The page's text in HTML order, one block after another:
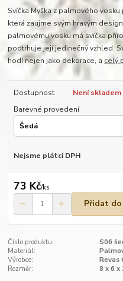
Svíčka Myška z palmového
která zaujme svým hravým
palmovému vosku má svíčka
podtrhuje její jedinečný vzhled.
hodí nejen jako dekorace, a celý
Dostupnost
Není skladem
Barevné provedení
Nejsme plátci DPH
73 Kč/ks
Přidat
Číslo produktu:
S06
Materiál:
Výrobce:
Revas
Rozměr:
8 x 6 x